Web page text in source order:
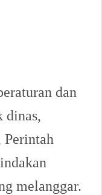
dan
dinas,
Perintah
melanggar.